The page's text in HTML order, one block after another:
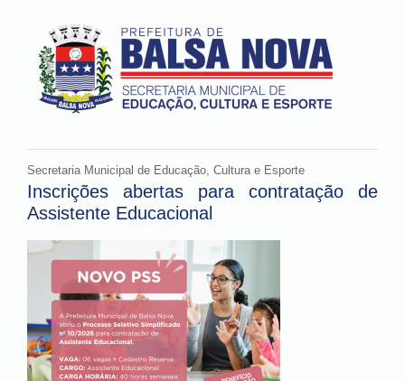
Secretaria Municipal de Educação, Cultura e Esporte
Inscrições abertas para contratação de
Assistente Educacional